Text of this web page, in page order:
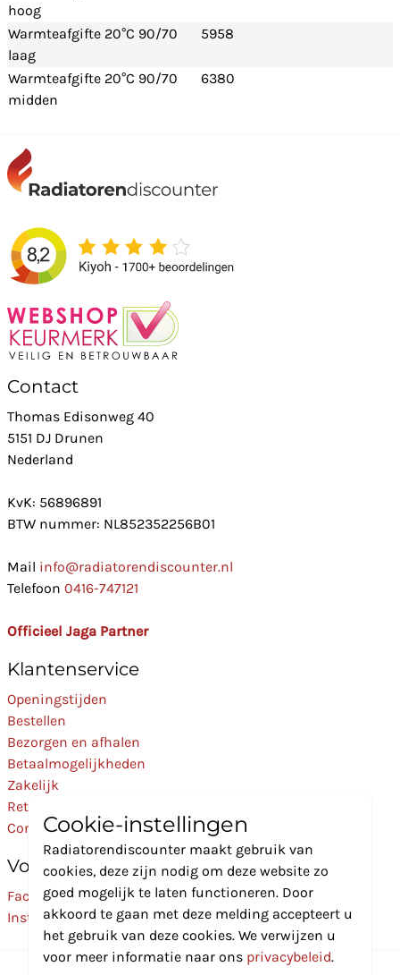
hoog
Warmteafgifte 20°C 90/70
laag
5958
Warmteafgifte 20°C 90/70
midden
6380
Contact
Thomas Edisonweg 40
5151 DJ Drunen
Nederland
KvK: 56896891
BTW nummer: NL852352256B01
Mail info@radiatorendiscounter.nl
Telefoon 0416-747121
Officieel Jaga Partner
Klantenservice
Openingstijden
Bestellen
Bezorgen en afhalen
Betaalmogelijkheden
Zakelijk
Retourneren
Contact
Volg Ons
Facebook
Instagram
Cookie-instellingen
Radiatorendiscounter maakt gebruik van
cookies, deze zijn nodig om deze website zo
goed mogelijk te laten functioneren. Door
akkoord te gaan met deze melding accepteert u
het gebruik van deze cookies. We verwijzen u
voor meer informatie naar ons privacybeleid.